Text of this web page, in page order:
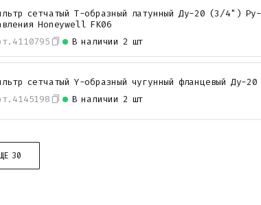
4110795 В наличии 2 шт
сетчатый Т-образный латунный Ду-20 (3/4")
Honeywell FK06
4145198 В наличии 2 шт
сетчатый Y-образный чугунный фланцевый Ду-
30